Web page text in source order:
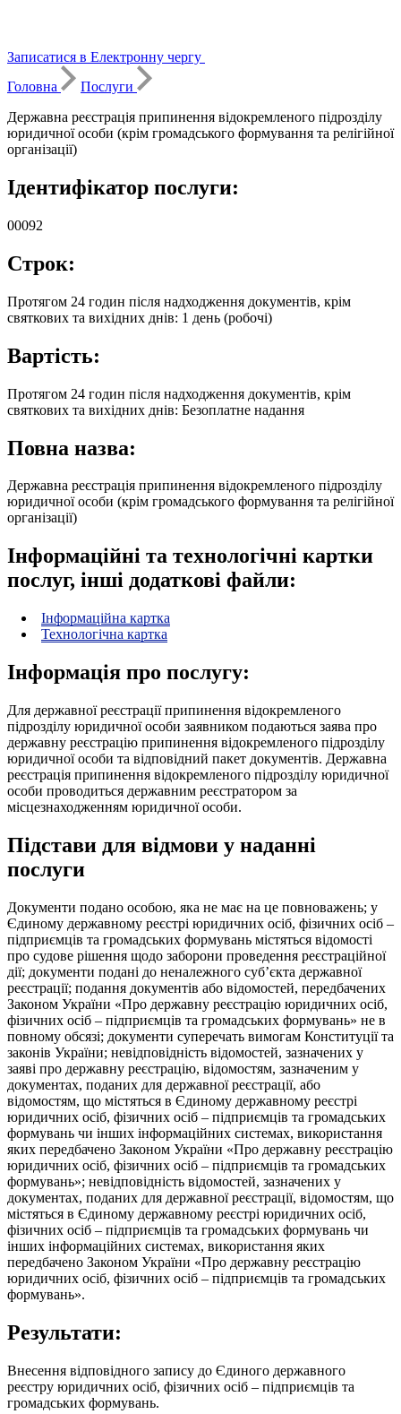
Записатися в Електронну чергу
Головна
Послуги
Державна реєстрація припинення відокремленого підрозділу
юридичної особи (крім громадського формування та релігійної
організації)
Ідентифікатор послуги:
00092
Строк:
Протягом 24 годин після надходження документів, крім
святкових та вихідних днів: 1 день (робочі)
Вартість:
Протягом 24 годин після надходження документів, крім
святкових та вихідних днів: Безоплатне надання
Повна назва:
Державна реєстрація припинення відокремленого підрозділу
юридичної особи (крім громадського формування та релігійної
організації)
Інформаційні та технологічні картки
послуг, інші додаткові файли:
Інформаційна картка
Технологічна картка
Інформація про послугу:
Для державної реєстрації припинення відокремленого
підрозділу юридичної особи заявником подаються заява про
державну реєстрацію припинення відокремленого підрозділу
юридичної особи та відповідний пакет документів. Державна
реєстрація припинення відокремленого підрозділу юридичної
особи проводиться державним реєстратором за
місцезнаходженням юридичної особи.
Підстави для відмови у наданні
послуги
Документи подано особою, яка не має на це повноважень; у
Єдиному державному реєстрі юридичних осіб, фізичних осіб –
підприємців та громадських формувань містяться відомості
про судове рішення щодо заборони проведення реєстраційної
дії; документи подані до неналежного суб’єкта державної
реєстрації; подання документів або відомостей, передбачених
Законом України «Про державну реєстрацію юридичних осіб,
фізичних осіб – підприємців та громадських формувань» не в
повному обсязі; документи суперечать вимогам Конституції та
законів України; невідповідність відомостей, зазначених у
заяві про державну реєстрацію, відомостям, зазначеним у
документах, поданих для державної реєстрації, або
відомостям, що містяться в Єдиному державному реєстрі
юридичних осіб, фізичних осіб – підприємців та громадських
формувань чи інших інформаційних системах, використання
яких передбачено Законом України «Про державну реєстрацію
юридичних осіб, фізичних осіб – підприємців та громадських
формувань»; невідповідність відомостей, зазначених у
документах, поданих для державної реєстрації, відомостям, що
містяться в Єдиному державному реєстрі юридичних осіб,
фізичних осіб – підприємців та громадських формувань чи
інших інформаційних системах, використання яких
передбачено Законом України «Про державну реєстрацію
юридичних осіб, фізичних осіб – підприємців та громадських
формувань».
Результати:
Внесення відповідного запису до Єдиного державного
реєстру юридичних осіб, фізичних осіб – підприємців та
громадських формувань.